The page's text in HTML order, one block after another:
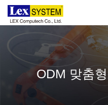
회사 소개
제품
ODM 맞춤